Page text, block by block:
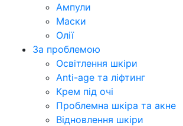
Ампули
Маски
Олії
За проблемою
Освітлення шкіри
Anti-age та ліфтинг
Крем під очі
Проблемна шкіра та акне
Відновлення шкіри